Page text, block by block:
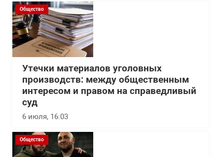
Общество
Утечки материалов уголовных
производств: между общественным
интересом и правом на справедливый
суд
6 июля, 16:03
Общество